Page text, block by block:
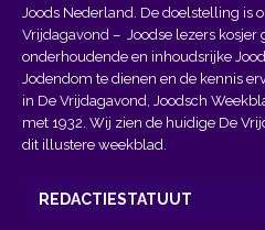
Joods Nederland. De doelstelling is
Vrijdagavond – Joodse lezers kosjer
onderhoudende en inhoudsrijke
Jodendom te dienen en de kennis
in De Vrijdagavond, Joodsch
met 1932. Wij zien de huidige De
dit illustere weekblad.
REDACTIESTATUUT